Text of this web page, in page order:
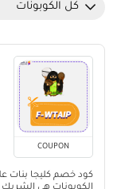
كل الكوبونات
COUPON